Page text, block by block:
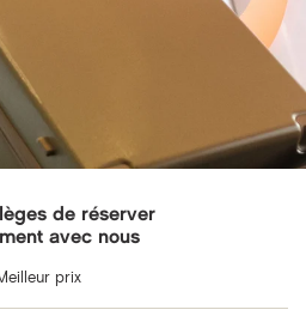
de réserver
avec nous
prix